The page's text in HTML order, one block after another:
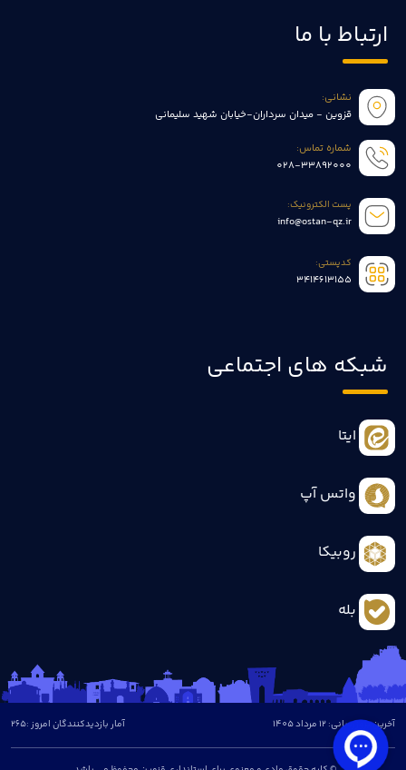
ارتباط با ما
نشانی:
قزوین - میدان سرداران-خیابان شهید سلیمانی
شماره تماس:
028-33892000
پست الکترونیک:
info@ostan-qz.ir
کدپستی:
3414613155
شبکه های اجتماعی
ایتا
واتس آپ
روبیکا
بله
آخرین بروزرسانی: 12 مرداد 1405 آمار بازدیدکنندگان امروز :265